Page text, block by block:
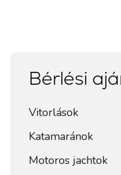
Bérlési
Vitorlások
Katamaránok
Motoros jachtok